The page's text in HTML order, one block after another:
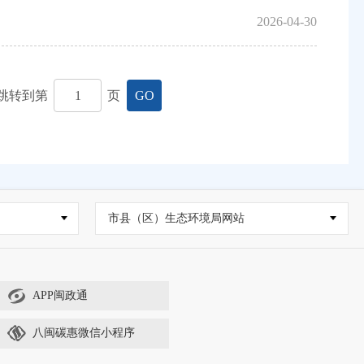
2026-04-30
转到第 页 GO
市县（区）生态环境局网站
APP闽政通
八闽碳惠微信小程序